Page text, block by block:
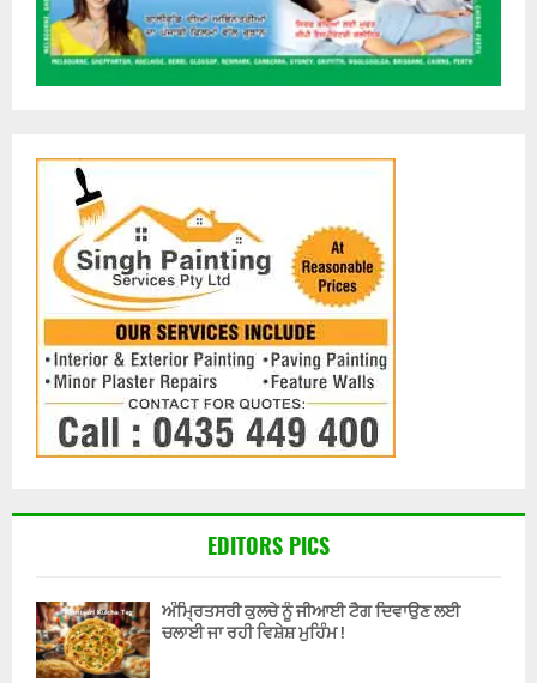
EDITORS PICS
ਅੰਮ੍ਰਿਤਸਰੀ ਕੁਲਚੇ ਨੂੰ ਜੀਆਈ ਟੈਗ ਦਿਵਾਉਣ ਲਈ
ਚਲਾਈ ਜਾ ਰਹੀ ਵਿਸ਼ੇਸ਼ ਮੁਹਿੰਮ !